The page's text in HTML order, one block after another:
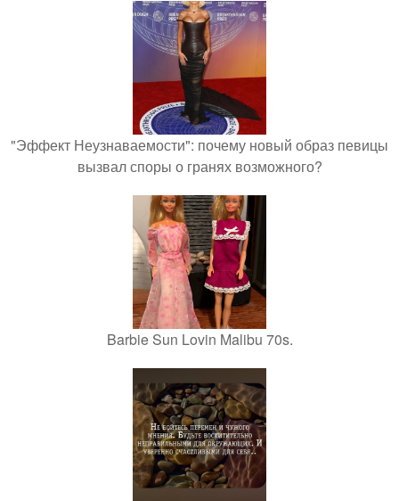
"Эффект Неузнаваемости": почему новый образ певицы
вызвал споры о гранях возможного?
Barbie Sun Lovin Malibu 70s.